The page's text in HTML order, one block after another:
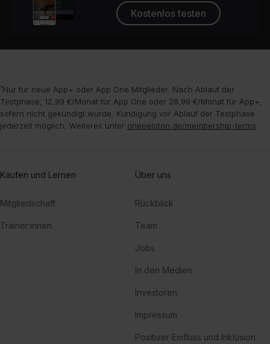
Kostenlos testen
¹Nur für neue App+ oder App One Mitglieder. Nach Ablauf der
Testphase, 12,99 €/Monat für App One oder 28,99 €/Monat für App+,
sofern nicht gekündigt wurde. Kündigung vor Ablauf der Testphase
jederzeit möglich. Weiteres unter onepeloton.de/membership-terms
Kaufen und Lernen
Mitgliedschaft
Trainer:innen
Über uns
Rückblick
Team
Jobs
In den Medien
Investoren
Impressum
Positiver Einfluss und Inklusion